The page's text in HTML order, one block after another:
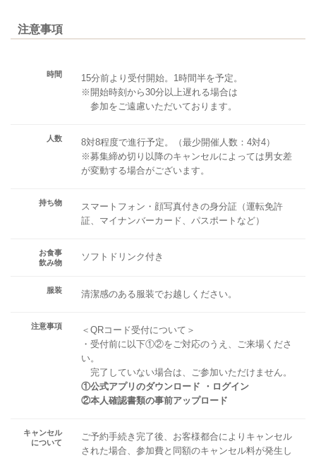
注意事項
時間
15分前より受付開始。1時間半を予定。
※開始時刻から30分以上遅れる場合は
参加をご遠慮いただいております。
人数
8対8程度で進行予定。（最少開催人数：4対4）
※募集締め切り以降のキャンセルによっては男女差
が変動する場合がございます。
持ち物
スマートフォン・顔写真付きの身分証（運転免許
証、マイナンバーカード、パスポートなど）
お食事
飲み物
ソフトドリンク付き
服装 清潔感のある服装でお越しください。
注意事項
＜QRコード受付について＞
・受付前に以下①②をご対応のうえ、ご来場くださ
い。
完了していない場合は、ご参加いただけません。
①公式アプリのダウンロード ・ログイン
②本人確認書類の事前アップロード
キャンセル
について
ご予約手続き完了後、お客様都合によりキャンセル
された場合、参加費と同額のキャンセル料が発生し